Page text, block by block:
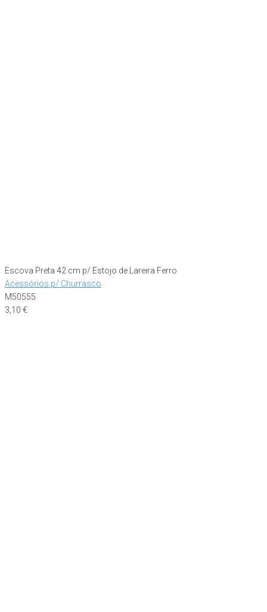
Escova Preta 42 cm p/ Estojo de Lareira Ferro
Acessórios p/ Churrasco
M50555
3,10 €